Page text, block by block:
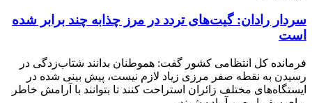
سردار رادان: گیت‌های تردد در مرز چذابه چند برابر شده
است
فرمانده کل انتظامی کشور گفت: هموطنان بدانند شتاب‌زدگی در
رسیدن به نقطه صفر مرزی زیاد لازم نیست، پیش بینی شده در
ایستگاه‌های مختلف زائران استراحت کنند تا بتوانند با آرامش خاطر